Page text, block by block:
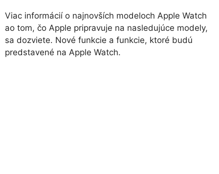
Viac informácií o najnovších modeloch Apple Watch
ao tom, čo Apple pripravuje na nasledujúce modely,
sa dozviete. Nové funkcie a funkcie, ktoré budú
predstavené na Apple Watch.